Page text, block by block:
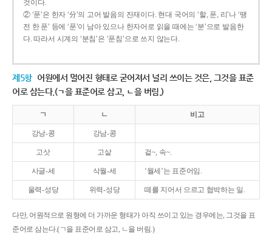
것이다.
② ‘푼’은 한자 ‘分’의 고어 발음의 잔재이다. 현대 국어의 ‘할, 푼, 리’나 ‘땡
전 한 푼’ 등에 ‘푼’이 남아 있으나 한자어로 읽을 때에는 ‘분’으로 발음한
다. 따라서 시계의 ‘분침’은 ‘푼침’으로 쓰지 않는다.
제5항 어원에서 멀어진 형태로 굳어져서 널리 쓰이는 것은, 그것을 표준
어로 삼는다.(ㄱ을 표준어로 삼고, ㄴ을 버림.)
ㄱ ㄴ 비고
강낭-콩 강남-콩
고삿 고샅 겉~, 속~.
사글-세 삭월-세 ‘월세’는 표준어임.
울력-성당 위력-성당 떼를 지어서 으르고 협박하는 일.
다만, 어원적으로 원형에 더 가까운 형태가 아직 쓰이고 있는 경우에는, 그것을 표
준어로 삼는다.(ㄱ을 표준어로 삼고, ㄴ을 버림.)